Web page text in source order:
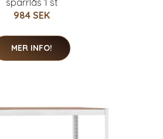
spärrlås 1 st
984 SEK
MER INFO!